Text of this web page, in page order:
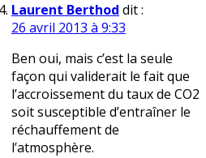
Laurent Berthod dit :
26 avril 2013 à 9:33
Ben oui, mais c’est la seule
façon qui validerait le fait que
l’accroissement du taux de CO2
soit susceptible d’entraîner le
réchauffement de
l’atmosphère.